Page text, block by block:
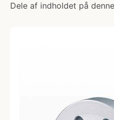
Dele af indholdet på